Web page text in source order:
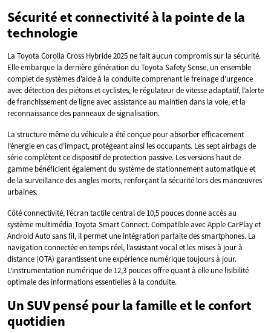
Sécurité et connectivité à la pointe de la
technologie
La Toyota Corolla Cross Hybride 2025 ne fait aucun compromis sur la sécurité.
Elle embarque la dernière génération du Toyota Safety Sense, un ensemble
complet de systèmes d’aide à la conduite comprenant le freinage d’urgence
avec détection des piétons et cyclistes, le régulateur de vitesse adaptatif, l’alerte
de franchissement de ligne avec assistance au maintien dans la voie, et la
reconnaissance des panneaux de signalisation.
La structure même du véhicule a été conçue pour absorber efficacement
l’énergie en cas d’impact, protégeant ainsi les occupants. Les sept airbags de
série complètent ce dispositif de protection passive. Les versions haut de
gamme bénéficient également du système de stationnement automatique et
de la surveillance des angles morts, renforçant la sécurité lors des manœuvres
urbaines.
Côté connectivité, l’écran tactile central de 10,5 pouces donne accès au
système multimédia Toyota Smart Connect. Compatible avec Apple CarPlay et
Android Auto sans fil, il permet une intégration parfaite des smartphones. La
navigation connectée en temps réel, l’assistant vocal et les mises à jour à
distance (OTA) garantissent une expérience numérique toujours à jour.
L’instrumentation numérique de 12,3 pouces offre quant à elle une lisibilité
optimale des informations essentielles à la conduite.
Un SUV pensé pour la famille et le confort
quotidien